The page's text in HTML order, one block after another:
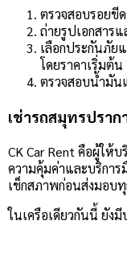
ตรวจสอบรอยขี
ถ่ายรูปเอกสาร
เลือกประกันภัย
โดยราคาเริ่มต้
ตรวจสอบน้ำมัน
เช่ารถสมุทรปราก
CK Car Rent คือผู้ให้บ
ความคุ้มค่าและบริกา
เช็กสภาพก่อนส่งมอบ
ในเครือเดียวกันนี้ ยังมี